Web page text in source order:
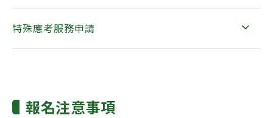
特殊應考服務申請
報名注意事項